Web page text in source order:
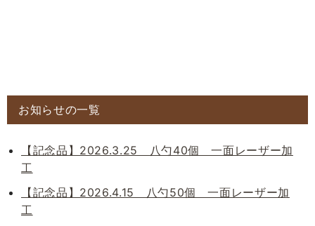
お知らせの一覧
【記念品】2026.3.25 八勺40個 一面レーザー加
工
【記念品】2026.4.15 八勺50個 一面レーザー加
工